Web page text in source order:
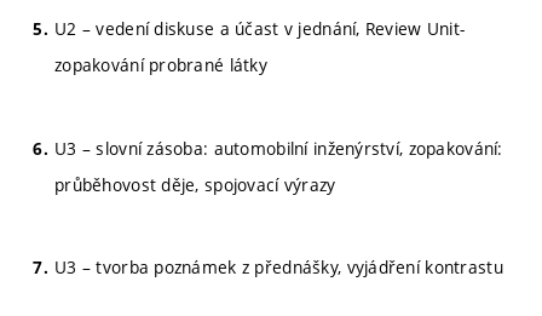
U2 – vedení diskuse a účast v jednání, Review Unit-
zopakování probrané látky
U3 – slovní zásoba: automobilní inženýrství, zopakování:
průběhovost děje, spojovací výrazy
U3 – tvorba poznámek z přednášky, vyjádření kontrastu